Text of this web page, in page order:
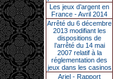
Les jeux d’argent en
France - Avril 2014
Arrêté du 6 décembre
2013 modifiant les
dispositions de
l’arrêté du 14 mai
2007 relatif à la
réglementation des
jeux dans les casinos
Arjel - Rapport